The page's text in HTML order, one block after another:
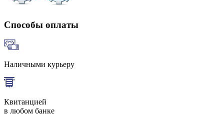
Способы оплаты
Наличными курьеру
Квитанцией
в любом банке